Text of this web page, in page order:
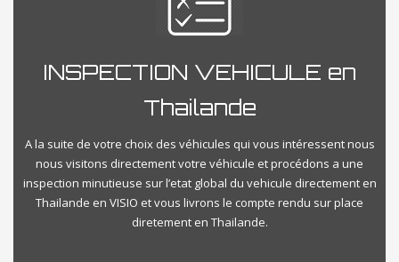
INSPECTION VEHICULE en
Thailande
A la suite de votre choix des véhicules qui vous intéressent nous
nous visitons directement votre véhicule et procédons a une
inspection minutieuse sur l’etat global du vehicule directement en
Thailande en VISIO et vous livrons le compte rendu sur place
diretement en Thailande.